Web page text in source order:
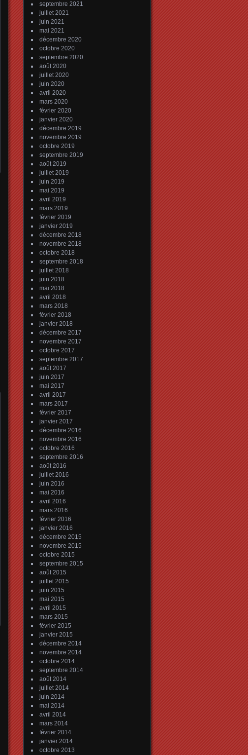
septembre 2021
juillet 2021
juin 2021
mai 2021
décembre 2020
octobre 2020
septembre 2020
août 2020
juillet 2020
juin 2020
avril 2020
mars 2020
février 2020
janvier 2020
décembre 2019
novembre 2019
octobre 2019
septembre 2019
août 2019
juillet 2019
juin 2019
mai 2019
avril 2019
mars 2019
février 2019
janvier 2019
décembre 2018
novembre 2018
octobre 2018
septembre 2018
juillet 2018
juin 2018
mai 2018
avril 2018
mars 2018
février 2018
janvier 2018
décembre 2017
novembre 2017
octobre 2017
septembre 2017
août 2017
juin 2017
mai 2017
avril 2017
mars 2017
février 2017
janvier 2017
décembre 2016
novembre 2016
octobre 2016
septembre 2016
août 2016
juillet 2016
juin 2016
mai 2016
avril 2016
mars 2016
février 2016
janvier 2016
décembre 2015
novembre 2015
octobre 2015
septembre 2015
août 2015
juillet 2015
juin 2015
mai 2015
avril 2015
mars 2015
février 2015
janvier 2015
décembre 2014
novembre 2014
octobre 2014
septembre 2014
août 2014
juillet 2014
juin 2014
mai 2014
avril 2014
mars 2014
février 2014
janvier 2014
octobre 2013